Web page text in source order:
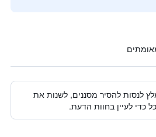
לנסות להסיר מסננים, לשנות את
כדי לעיין בחוות הדעת.